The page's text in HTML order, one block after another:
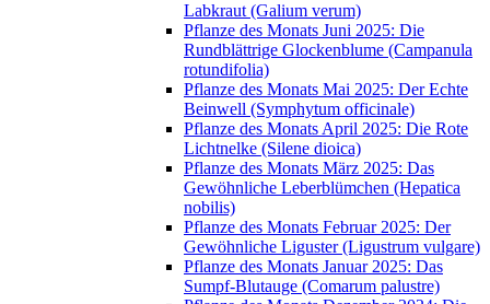
Labkraut (Galium verum)
Pflanze des Monats Juni 2025: Die
Rundblättrige Glockenblume (Campanula
rotundifolia)
Pflanze des Monats Mai 2025: Der Echte
Beinwell (Symphytum officinale)
Pflanze des Monats April 2025: Die Rote
Lichtnelke (Silene dioica)
Pflanze des Monats März 2025: Das
Gewöhnliche Leberblümchen (Hepatica
nobilis)
Pflanze des Monats Februar 2025: Der
Gewöhnliche Liguster (Ligustrum vulgare)
Pflanze des Monats Januar 2025: Das
Sumpf-Blutauge (Comarum palustre)